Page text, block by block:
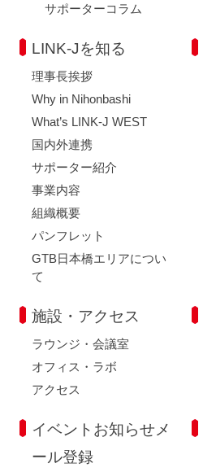
サポーターコラム
LINK-Jを知る
理事長挨拶
Why in Nihonbashi
What’s LINK-J WEST
国内外連携
サポーター紹介
事業内容
組織概要
パンフレット
GTB日本橋エリアについ
て
施設・アクセス
ラウンジ・会議室
オフィス・ラボ
アクセス
イベントお知らせメ
ール登録